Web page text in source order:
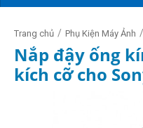
Trang chủ / Phụ Kiện Máy Ảnh /
Nắp đậy ống
kích cỡ cho